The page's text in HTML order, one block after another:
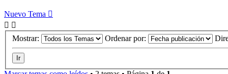
Nuevo Tema
Mostrar: Ordenar por: